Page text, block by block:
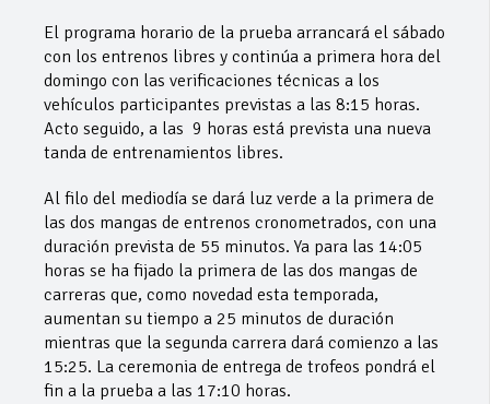
El programa horario de la prueba arrancará el sábado
con los entrenos libres y continúa a primera hora del
domingo con las verificaciones técnicas a los
vehículos participantes previstas a las 8:15 horas.
Acto seguido, a las 9 horas está prevista una nueva
tanda de entrenamientos libres.
Al filo del mediodía se dará luz verde a la primera de
las dos mangas de entrenos cronometrados, con una
duración prevista de 55 minutos. Ya para las 14:05
horas se ha fijado la primera de las dos mangas de
carreras que, como novedad esta temporada,
aumentan su tiempo a 25 minutos de duración
mientras que la segunda carrera dará comienzo a las
15:25. La ceremonia de entrega de trofeos pondrá el
fin a la prueba a las 17:10 horas.